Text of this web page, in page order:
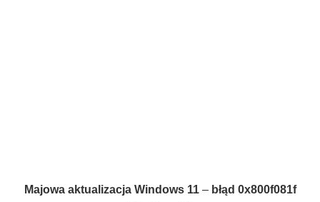
Majowa aktualizacja Windows 11– błąd 0x800f081f